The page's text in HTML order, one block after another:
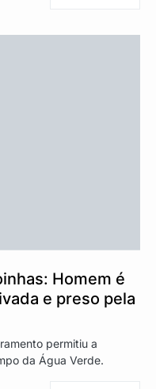
Homem é
e preso pela
permitiu a
da Água Verde.